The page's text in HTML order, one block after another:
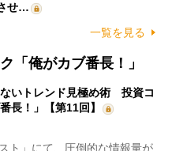
せ…
一覧を見る
「俺がカブ番長！」
ないトレンド見極め術 投資コ
長！」【第11回】
ト」にて、圧倒的な情報量が